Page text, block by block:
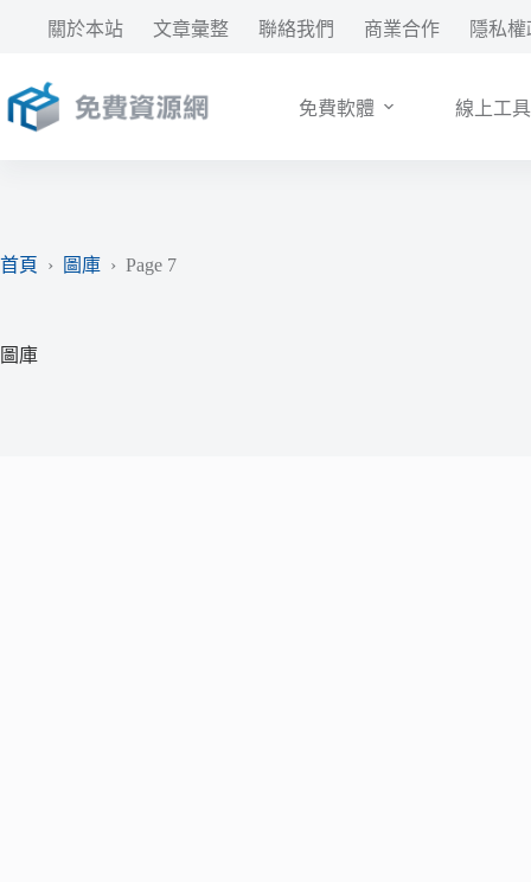
要
內
關於本站 文章彙整 聯絡我們 商業合作 隱私
免費軟體 線上工具
首頁 › 圖庫 › Page 7
圖庫